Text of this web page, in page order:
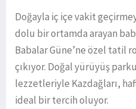
Doğayla iç içe vakit
dolu bir ortamda arayan
Babalar Güne’ne özel tatil
çıkıyor. Doğal yürüyüş
lezzetleriyle Kazdağları,
ideal bir tercih oluyor.